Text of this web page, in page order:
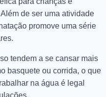
de ser uma atividade
promove uma série
tendem a se cansar mais
basquete ou corrida, o que
na água é legal